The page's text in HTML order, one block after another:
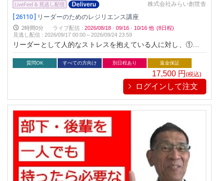
株式会社みらい創世舎
[ 26110 ] リーダーのためのレジリエンス講座
2時間0分 ライブ配信 : 2026/08/18 · 09/16 · 10/16 他 (8日程)
見逃し配信 :2026/09/17 00:00～2026/09/24 23:59
リーダーとして人的なストレスを抱えている人に対し、①自ら
をマネジメントする手法（セルフマネジメント）を学び、②実
際に実践することで、③自らのレジリエンス（復元力）を高め
質問OK すべての方向け 別日程あり 返金保証
17,500 円(税込)
ログインして注文